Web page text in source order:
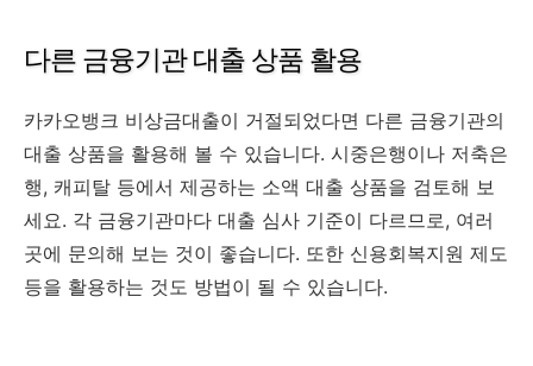
다른 금융기관 대출 상품 활용
카카오뱅크 비상금대출이 거절되었다면 다른 금융기관의
대출 상품을 활용해 볼 수 있습니다. 시중은행이나 저축은
행, 캐피탈 등에서 제공하는 소액 대출 상품을 검토해 보
세요. 각 금융기관마다 대출 심사 기준이 다르므로, 여러
곳에 문의해 보는 것이 좋습니다. 또한 신용회복지원 제도
등을 활용하는 것도 방법이 될 수 있습니다.